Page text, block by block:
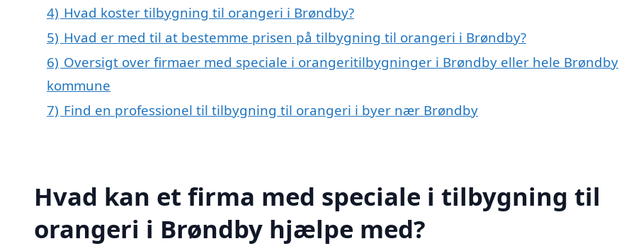
4) Hvad koster tilbygning til orangeri i Brøndby?
5) Hvad er med til at bestemme prisen på tilbygning til orangeri i Brøndby?
6) Oversigt over firmaer med speciale i orangeritilbygninger i Brøndby eller hele Brøndby
kommune
7) Find en professionel til tilbygning til orangeri i byer nær Brøndby
Hvad kan et firma med speciale i tilbygning til
orangeri i Brøndby hjælpe med?